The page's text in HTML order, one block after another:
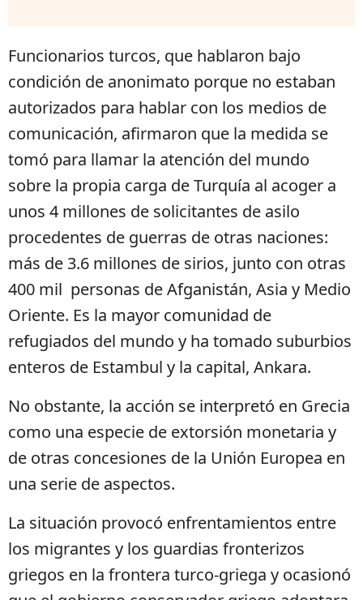
Funcionarios turcos, que hablaron bajo
condición de anonimato porque no estaban
autorizados para hablar con los medios de
comunicación, afirmaron que la medida se
tomó para llamar la atención del mundo
sobre la propia carga de Turquía al acoger a
unos 4 millones de solicitantes de asilo
procedentes de guerras de otras naciones:
más de 3.6 millones de sirios, junto con otras
400 mil personas de Afganistán, Asia y Medio
Oriente. Es la mayor comunidad de
refugiados del mundo y ha tomado suburbios
enteros de Estambul y la capital, Ankara.
No obstante, la acción se interpretó en Grecia
como una especie de extorsión monetaria y
de otras concesiones de la Unión Europea en
una serie de aspectos.
La situación provocó enfrentamientos entre
los migrantes y los guardias fronterizos
griegos en la frontera turco-griega y ocasionó